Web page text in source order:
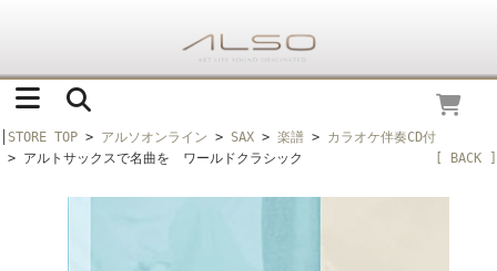
STORE TOP > アルソオンライン > SAX > 楽譜 > カラオケ伴奏CD付
> アルトサックスで名曲を ワールドクラシック
[ BACK ]